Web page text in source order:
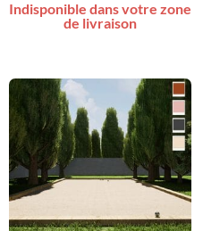
Indisponible dans votre zone
de livraison